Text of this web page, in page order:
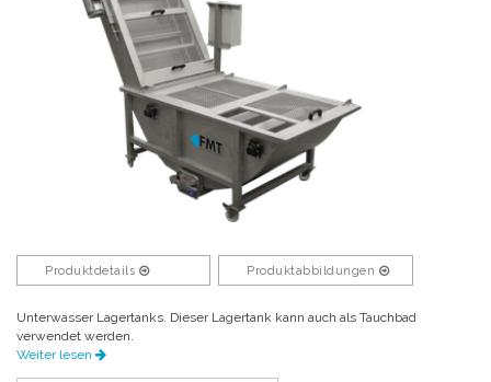
Produktdetails Produktabbildungen
Unterwasser Lagertanks. Dieser Lagertank kann auch als Tauchbad
verwendet werden.
Weiter lesen